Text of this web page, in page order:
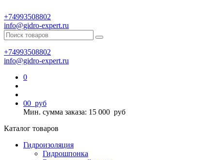
+74993508802
info@gidro-expert.ru
+74993508802
info@gidro-expert.ru
0
00 руб
Мин. сумма заказа: 15 000 руб
Каталог товаров
Гидроизоляция
Гидрошпонка